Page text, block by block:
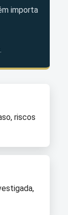
importa
riscos